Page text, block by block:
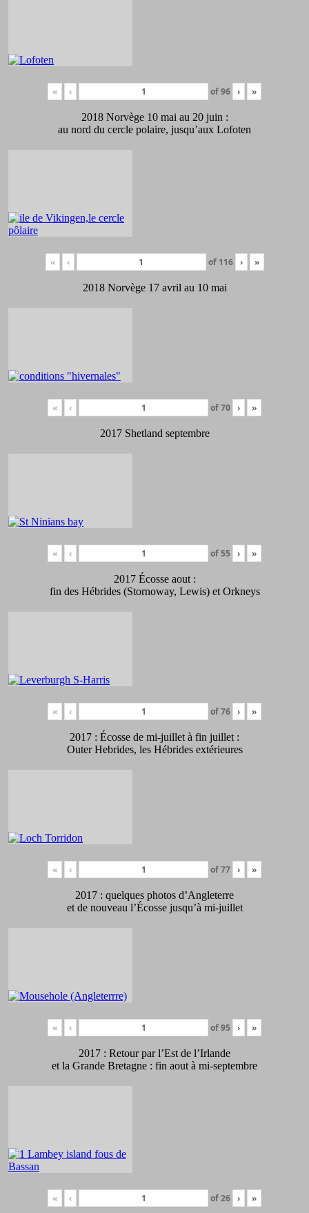
« ‹ of96 › »
2018 Norvège 10 mai au 20 juin :
au nord du cercle polaire, jusqu’aux Lofoten
« ‹ of 116 › »
2018 Norvège 17 avril au 10 mai
« ‹ of70 › »
2017 Shetland septembre
« ‹ of55 › »
2017 Écosse aout :
fin des Hébrides (Stornoway, Lewis) et Orkneys
« ‹ of76 › »
2017 : Écosse de mi-juillet à fin juillet :
Outer Hebrides, les Hébrides extérieures
« ‹ of77 › »
2017 : quelques photos d’Angleterre
et de nouveau l’Écosse jusqu’à mi-juillet
« ‹ of95 › »
2017 : Retour par l’Est de l’Irlande
et la Grande Bretagne : fin aout à mi-septembre
« ‹ of26 › »